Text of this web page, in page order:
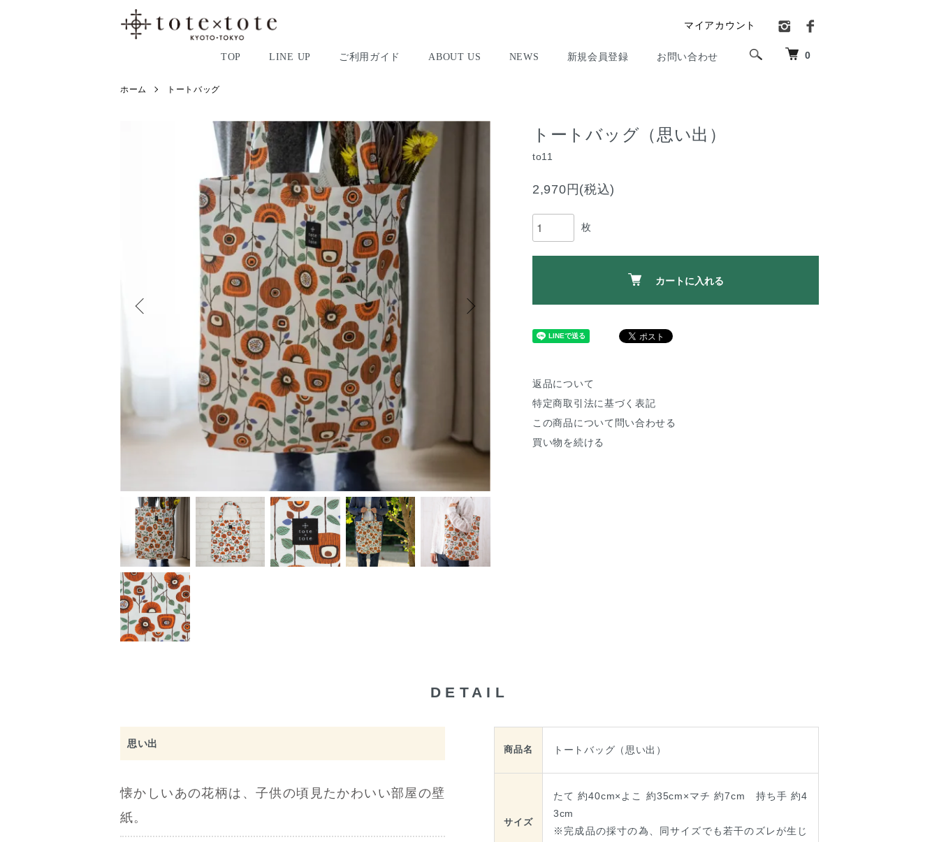
0
TOP LINE UP ご利用ガイド ABOUT US NEWS 新規会員登録 お問い合わせ
マイアカウント
ホーム トートバッグ
トートバッグ（思い出）
to11
2,970円(税込)
枚
カートに入れる
返品について
特定商取引法に基づく表記
この商品について問い合わせる
買い物を続ける
DETAIL
思い出
懐かしいあの花柄は、子供の頃見たかわいい部屋の壁
紙。
商品名 トートバッグ（思い出）
サイズ
たて 約40cm×よこ 約35cm×マチ 約7cm 持ち手 約4
3cm
※完成品の採寸の為、同サイズでも若干のズレが生じ